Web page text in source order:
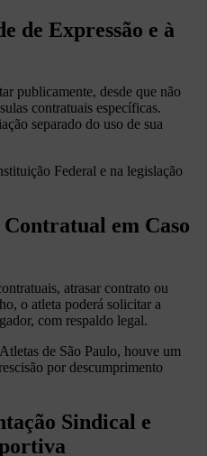
de Expressão e à
publicamente, desde que não
contratuais específicas.
separado do uso de sua
Federal e na legislação
em Caso
atrasar contrato ou
o atleta poderá solicitar a
com respaldo legal.
de São Paulo, houve um
por descumprimento
Sindical e